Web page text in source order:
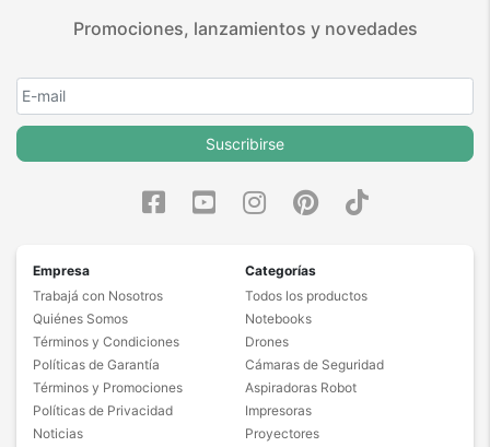
Promociones, lanzamientos y novedades
Suscribirse
Empresa
Trabajá con Nosotros
Quiénes Somos
Términos y Condiciones
Políticas de Garantía
Términos y Promociones
Políticas de Privacidad
Noticias
Categorías
Todos los productos
Notebooks
Drones
Cámaras de Seguridad
Aspiradoras Robot
Impresoras
Proyectores